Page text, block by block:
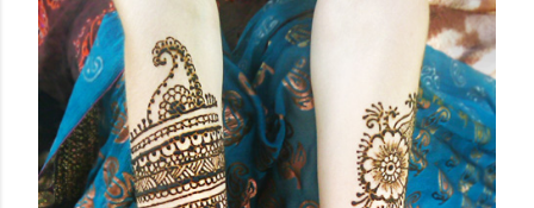
t
y